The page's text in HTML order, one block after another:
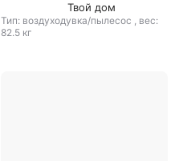
Твой дом
Тип: воздуходувка/пылесос , вес:
82.5 кг